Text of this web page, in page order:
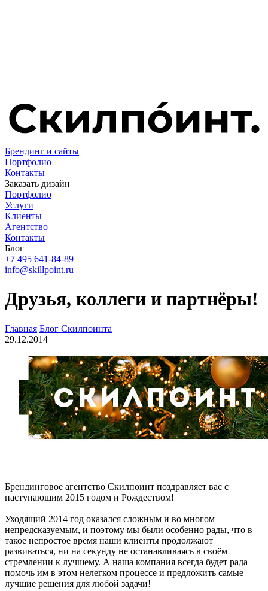
Брендинг и сайты
Портфолио
Контакты
Заказать дизайн
Портфолио
Услуги
Клиенты
Агентство
Контакты
Блог
+7 495 641-84-89
info@skillpoint.ru
Друзья, коллеги и партнёры!
Главная Блог Скилпоинта
29.12.2014
Брендинговое агентство Скилпоинт поздравляет вас с
наступающим 2015 годом и Рождеством!
Уходящий 2014 год оказался сложным и во многом
непредсказуемым, и поэтому мы были особенно рады, что в
такое непростое время наши клиенты продолжают
развиваться, ни на секунду не останавливаясь в своём
стремлении к лучшему. А наша компания всегда будет рада
помочь им в этом нелегком процессе и предложить самые
лучшие решения для любой задачи!